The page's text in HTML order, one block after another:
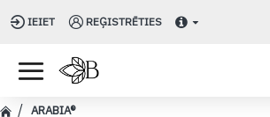
IEIET REĢISTRĒTIES
ARABIA®